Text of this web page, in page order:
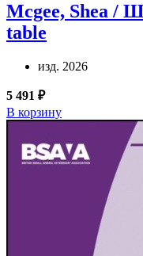
Mcgee, Shea /
table
изд. 2026
5 491 ₽
В корзину